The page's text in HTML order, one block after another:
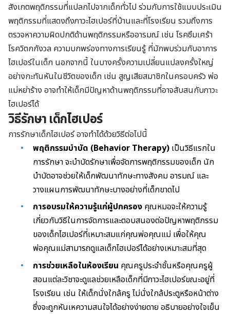
สังเกตพฤติกรรมที่แปลกไปจากเด็กทั่วไป ร่วมกับการใช้แบบประเมิน
พฤติกรรมที่แสดงถึงภาวะไฮเปอร์ที่บ้านและที่โรงเรียน รวมถึงการ
ตรวจหาความผิดปกติด้านพฤติกรรมหรืออารมณ์ เช่น โรคซึมเศร้า
โรควิตกกังวล ความบกพร่องทางการเรียนรู้ ที่มักพบร่วมกับอาการ
ไฮเปอร์ในเด็ก นอกจากนี้ ในบางครั้งความเปลี่ยนแปลงครั้งใหญ่
อย่างกะทันหันในชีวิตของเด็ก เช่น สูญเสียสมาชิกในครอบครัว พ่อ
แม่หย่าร้าง อาจทำให้เด็กมีปัญหาด้านพฤติกรรมที่อาจสับสนกับภาวะ
ไฮเปอร์ได้
วิธีรักษา เด็กไฮเปอร์
การรักษาเด็กไฮเปอร์ อาจทำได้ด้วยวิธีต่อไปนี้
พฤติกรรมบำบัด (Behavior Therapy) เป็นวิธีแรกใน
การรักษา จะบำบัดรักษาเพื่อจัดการพฤติกรรมของเด็ก นัก
บำบัดอาจช่วยให้เด็กพัฒนาทักษะทางสังคม อารมณ์ และ
วางแผนการพัฒนาทักษะบางอย่างที่เด็กขาดไป
การอบรมให้ความรู้แก่ผู้ปกครอง คุณหมอจะให้ความรู้
เกี่ยวกับวิธีในการจัดการและตอบสนองต่อปัญหาพฤติกรรม
ของเด็กไฮเปอร์ที่เหมาะสมแก่คุณพ่อคุณแม่ เพื่อให้คุณ
พ่อคุณแม่สามารถดูแลเด็กไฮเปอร์ได้อย่างเหมาะสมที่สุด
การช่วยเหลือในห้องเรียน คุณครูประจำชั้นหรือคุณครูผู้
สอนแต่ละวิชาจะดูแลช่วยเหลือเด็กที่มีภาวะไฮเปอร์ขณะอยู่ที่
โรงเรียน เช่น ให้เด็กนั่งใกล้ครู ไม่นั่งใกล้ประตูหรือหน้าต่าง
ซึ่งจะถูกหันเหความสนใจได้อย่างง่ายดายอธิบายอย่างใจเย็น